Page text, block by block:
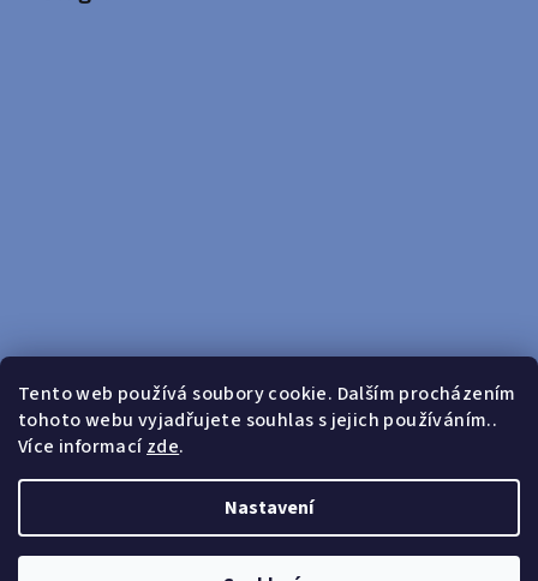
Tento web používá soubory cookie. Dalším procházením
tohoto webu vyjadřujete souhlas s jejich používáním..
Více informacízde.
Nastavení
Sledovat na Instagramu
Doprava zdarma od 599 Kč